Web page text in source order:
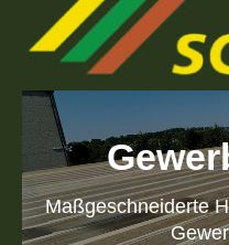
Maßgeschneiderte